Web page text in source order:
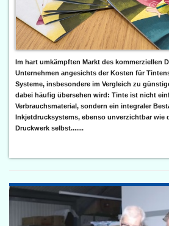
Im hart umkämpften Markt des kommerziellen
Unternehmen angesichts der Kosten für
Systeme, insbesondere im Vergleich zu
dabei häufig übersehen wird: Tinte ist nicht
Verbrauchsmaterial, sondern ein integraler
Inkjetdrucksystems, ebenso unverzichtbar wie
Druckwerk selbst.......